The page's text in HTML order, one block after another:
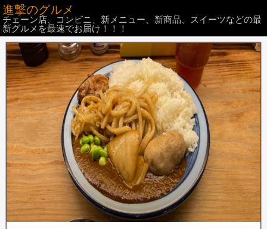
進撃のグルメ
チェーン店、コンビニ、新メニュー、新商品、スイーツなどの最
新グルメを最速でお届け！！！